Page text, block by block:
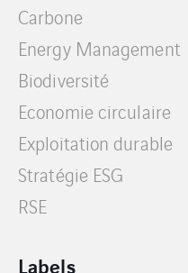
Carbone
Energy Management
Biodiversité
Economie circulaire
Exploitation durable
Stratégie ESG
RSE
Labels